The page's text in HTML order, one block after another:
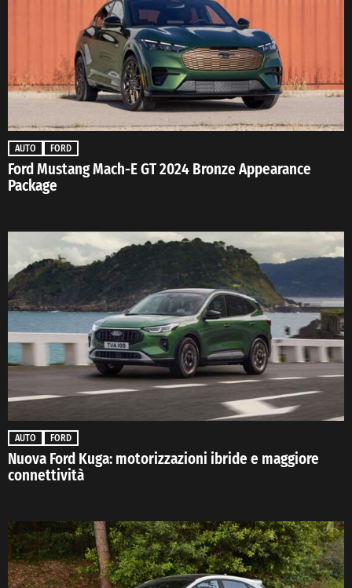
AUTO FORD
Ford Mustang Mach-E GT 2024 Bronze Appearance
Package
AUTO FORD
Nuova Ford Kuga: motorizzazioni ibride e maggiore
connettività